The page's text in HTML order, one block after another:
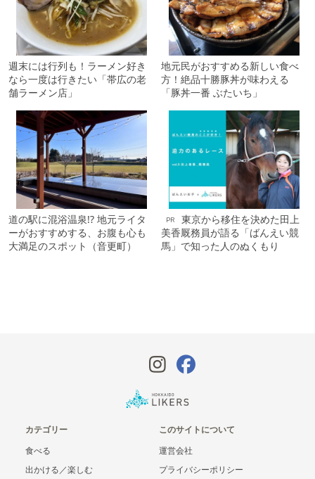
週末には行列も！ラーメン好き
なら一度は行きたい「帯広の老
舗ラーメン店」
地元民がおすすめる新しい食べ
方！絶品十勝豚丼が味わえる
「豚丼一番 ぶたいち」
道の駅に混浴温泉!? 地元ライタ
ーがおすすめする、お腹も心も
大満足のスポット（音更町）
PR
東京から移住を決めた田上
美香厩務員が語る「ばんえい競
馬」で知った人のぬくもり
カテゴリー
食べる
出かける／楽しむ
このサイトについて
運営会社
プライバシーポリシー